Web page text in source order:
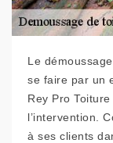
Le
se faire par un
Rey Pro
l’intervention.
à ses clients